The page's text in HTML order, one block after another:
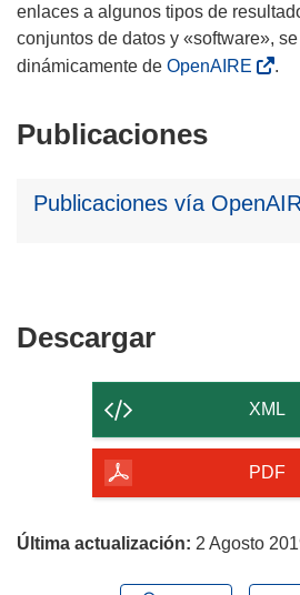
enlaces a algunos tipos de
conjuntos de datos y «software»,
dinámicamente de OpenAIRE .
Publicaciones
Publicaciones vía
DescargarDescargar
contenido
de
página
XML
PDF
Última actualización: 2 Agosto